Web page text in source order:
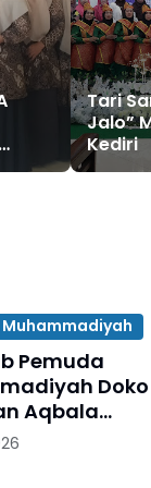
di
Tari
Jalo”
Kediri
Pemuda
Doko
Aqbala
Ketua